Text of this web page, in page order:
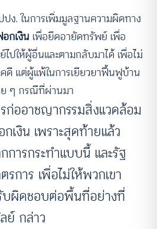
ปง. ในการเพิ่มมูลฐานความผิดทาง
กเงิน เพื่อยึดอายัดทรัพย์ เพื่อ
ปให้ผู้อื่นและตามกลับมาได้ เพื่อไม่
ดี แต่ผู้แพ้ในการเยียวยาฟื้นฟูบ้าน
ย ๆ กรณีที่ผ่านมา
ก่ออาชญากรรมสิ่งแวดล้อม
เงิน เพราะสุดท้ายแล้ว
การกระทำแบบนี้ และรัฐ
รการ เพื่อไม่ให้พวกเขา
บผิดชอบต่อพื้นที่อย่างที่
ย์ กล่าว